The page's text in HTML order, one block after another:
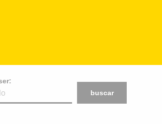
buscar